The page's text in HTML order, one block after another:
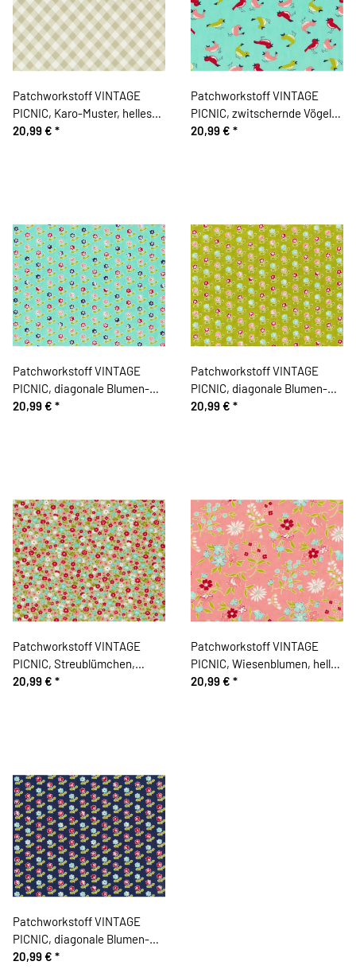
Patchworkstoff VINTAGE
PICNIC, Karo-Muster, helles
schilfgrün, Moda Fabrics
20,99 € *
Patchworkstoff VINTAGE
PICNIC, zwitschernde Vögel,
mintgrün-limette, Moda
20,99 € *
Patchworkstoff VINTAGE
PICNIC, diagonale Blumen-
Streifen, mintgrün-limette,
20,99 € *
Patchworkstoff VINTAGE
PICNIC, diagonale Blumen-
Streifen, limette-helles
20,99 € *
Patchworkstoff VINTAGE
PICNIC, Streublümchen,
helles schilfgrün-rot, Moda
20,99 € *
Patchworkstoff VINTAGE
PICNIC, Wiesenblumen, helles
lachsrot, Moda Fabrics
20,99 € *
Patchworkstoff VINTAGE
PICNIC, diagonale Blumen-
Streifen, gedecktes
20,99 € *